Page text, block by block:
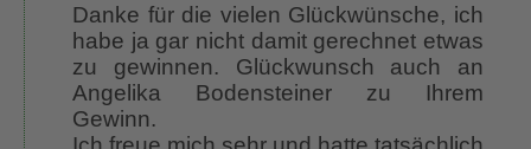
Danke für die vielen Glückwünsche, ich
habe ja gar nicht damit gerechnet etwas
zu gewinnen. Glückwunsch auch an
Angelika Bodensteiner zu Ihrem
Gewinn.